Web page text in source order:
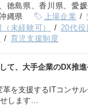
徳島県、香川県、愛
縄県
上場企業
未経験可） 20代役
育児支援制度
て、大手企業のDX推
を支援するITコンサル
します…